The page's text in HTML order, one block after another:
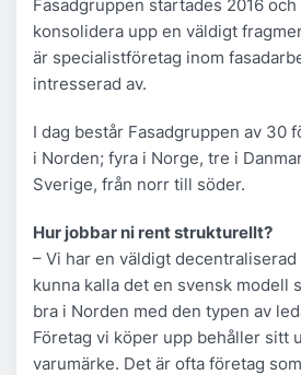
Fasadgruppen startades 2016
konsolidera upp en väldigt
är specialistföretag inom
intresserad av.
I dag består Fasadgruppen av 30
i Norden; fyra i Norge, tre i
Sverige, från norr till söder.
Hur jobbar ni rent strukturellt?
– Vi har en väldigt
kunna kalla det en svensk modell
bra i Norden med den typen av
Företag vi köper upp behåller sitt
varumärke. Det är ofta företag